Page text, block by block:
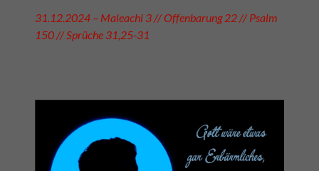
31.12.2024 – Maleachi 3 // Offenbarung 22 // Psalm
150 // Sprüche 31,25-31